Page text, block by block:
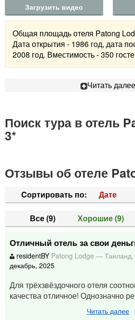
Загрузить видео
Общая площадь отеля Patong
Дата открытия - 1986 год, дата
2008 год. Вместимость - 350
Читать далее
Поиск тура в отель
3*
Отзывы об отеле
Cортировать по: Дате
Все(9) Хорошие(9)
Отличный отель за свои
residentBY Patong Lodge — Таиланд,
декабрь, 2025
Для трёхзвёздочного отеля
качества отличное! Однозначно
Читать далее